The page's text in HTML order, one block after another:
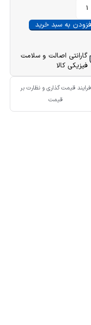
به سبد خرید
گارانتی اصالت و سلامت
فیزیکی کالا
فرایند قیمت گذاری و نظارت بر
قیمت